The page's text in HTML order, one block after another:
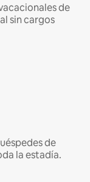
de
sin cargos
de
la estadía.